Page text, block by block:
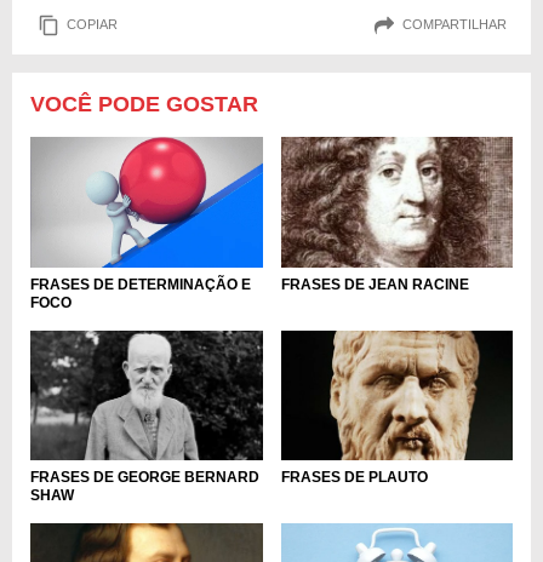
COPIAR COMPARTILHAR
VOCÊ PODE GOSTAR
FRASES DE DETERMINAÇÃO E
FOCO
FRASES DE JEAN RACINE
FRASES DE GEORGE BERNARD
SHAW
FRASES DE PLAUTO